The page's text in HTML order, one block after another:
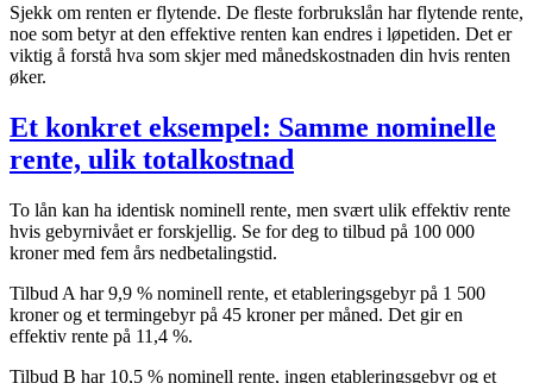
Sjekk om renten er flytende. De fleste forbrukslån har flytende rente,
noe som betyr at den effektive renten kan endres i løpetiden. Det er
viktig å forstå hva som skjer med månedskostnaden din hvis renten
øker.
Et konkret eksempel: Samme nominelle
rente, ulik totalkostnad
To lån kan ha identisk nominell rente, men svært ulik effektiv rente
hvis gebyrnivået er forskjellig. Se for deg to tilbud på 100 000
kroner med fem års nedbetalingstid.
Tilbud A har 9,9 % nominell rente, et etableringsgebyr på 1 500
kroner og et termingebyr på 45 kroner per måned. Det gir en
effektiv rente på 11,4 %.
Tilbud B har 10,5 % nominell rente, ingen etableringsgebyr og et